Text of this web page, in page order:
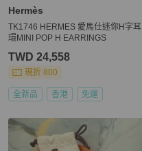
Hermès
TK1746 HERMES 愛馬仕迷你H字耳
環MINI POP H EARRINGS
TWD 24,558
現折 800
全新品 香港 免運